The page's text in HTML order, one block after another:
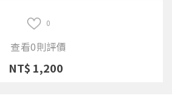
0
查看0則評價
NT$ 1,200